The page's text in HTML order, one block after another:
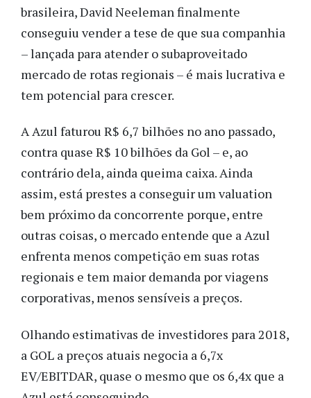
brasileira, David Neeleman finalmente
conseguiu vender a tese de que sua companhia
– lançada para atender o subaproveitado
mercado de rotas regionais – é mais lucrativa e
tem potencial para crescer.
A Azul faturou R$ 6,7 bilhões no ano passado,
contra quase R$ 10 bilhões da Gol – e, ao
contrário dela, ainda queima caixa. Ainda
assim, está prestes a conseguir um valuation
bem próximo da concorrente porque, entre
outras coisas, o mercado entende que a Azul
enfrenta menos competição em suas rotas
regionais e tem maior demanda por viagens
corporativas, menos sensíveis a preços.
Olhando estimativas de investidores para 2018,
a GOL a preços atuais negocia a 6,7x
EV/EBITDAR, quase o mesmo que os 6,4x que a